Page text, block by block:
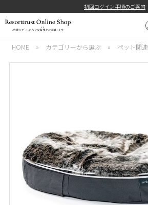
初回ログイン手順のご案内
HOME » カテゴリーから選ぶ » ペット関連